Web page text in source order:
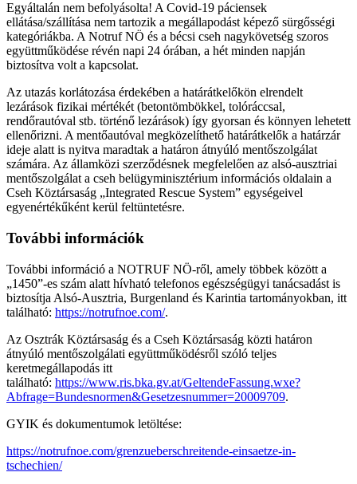
Egyáltalán nem befolyásolta! A Covid-19 páciensek
ellátása/szállítása nem tartozik a megállapodást képező sürgősségi
kategóriákba. A Notruf NÖ és a bécsi cseh nagykövetség szoros
együttműködése révén napi 24 órában, a hét minden napján
biztosítva volt a kapcsolat.
Az utazás korlátozása érdekében a határátkelőkön elrendelt
lezárások fizikai mértékét (betontömbökkel, tolóráccsal,
rendőrautóval stb. történő lezárások) így gyorsan és könnyen lehetett
ellenőrizni. A mentőautóval megközelíthető határátkelők a határzár
ideje alatt is nyitva maradtak a határon átnyúló mentőszolgálat
számára. Az államközi szerződésnek megfelelően az alsó-ausztriai
mentőszolgálat a cseh belügyminisztérium információs oldalain a
Cseh Köztársaság „Integrated Rescue System” egységeivel
egyenértékűként kerül feltüntetésre.
További információk
További információ a NOTRUF NÖ-ről, amely többek között a
„1450”-es szám alatt hívható telefonos egészségügyi tanácsadást is
biztosítja Alsó-Ausztria, Burgenland és Karintia tartományokban, itt
található: https://notrufnoe.com/.
Az Osztrák Köztársaság és a Cseh Köztársaság közti határon
átnyúló mentőszolgálati együttműködésről szóló teljes
keretmegállapodás itt
található: https://www.ris.bka.gv.at/GeltendeFassung.wxe?
Abfrage=Bundesnormen&Gesetzesnummer=20009709.
GYIK és dokumentumok letöltése:
https://notrufnoe.com/grenzueberschreitende-einsaetze-in-
tschechien/